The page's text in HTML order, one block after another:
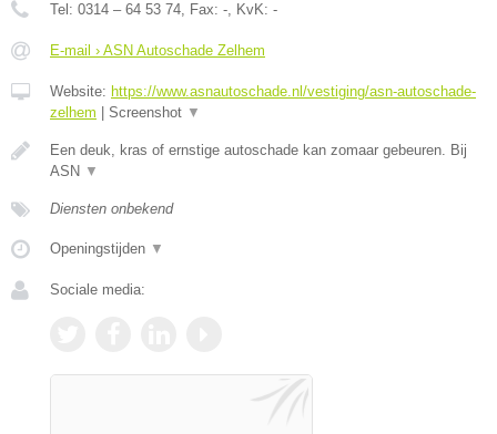
Tel: 0314 – 64 53 74, Fax: -, KvK: -
E-mail › ASN Autoschade Zelhem
Website: https://www.asnautoschade.nl/vestiging/asn-autoschade-
zelhem
Screenshot ▼
Een deuk, kras of ernstige autoschade kan zomaar gebeuren. Bij
ASN ▼
Diensten onbekend
Openingstijden ▼
Sociale media: